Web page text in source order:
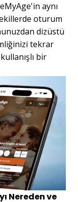
aynı
oturum
dizüstü
tekrar
bir
Nereden ve